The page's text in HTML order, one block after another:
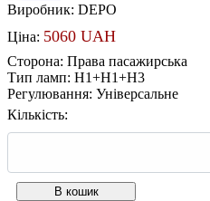
Виробник: DEPO
Ціна: 5060 UAH
Сторона: Права пасажирська
Тип ламп: H1+H1+H3
Регулювання: Універсальне
Кількість: